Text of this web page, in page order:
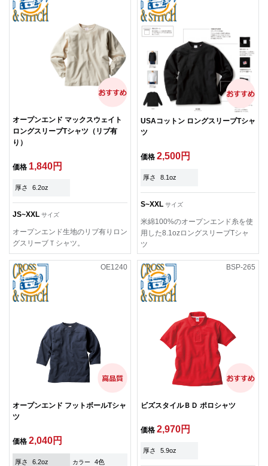
オープンエンド マックスウェイト
ロングスリーブTシャツ（リブ有
り）
価格 1,840円
厚さ 6.2oz
JS~XXL サイズ
オープンエンド生地のリブ有りロン
グスリーブＴシャツ。
USAコットン ロングスリーブTシャ
ツ
価格 2,500円
厚さ 8.1oz
S~XXL サイズ
米綿100%のオープンエンド糸を使
用した8.1ozロングスリーブTシャ
ツ
OE1240
オープンエンド フットボールTシャ
ツ
価格 2,040円
厚さ 6.2oz カラー 4色
BSP-265
ビズスタイルＢＤ ポロシャツ
価格 2,970円
厚さ 5.9oz